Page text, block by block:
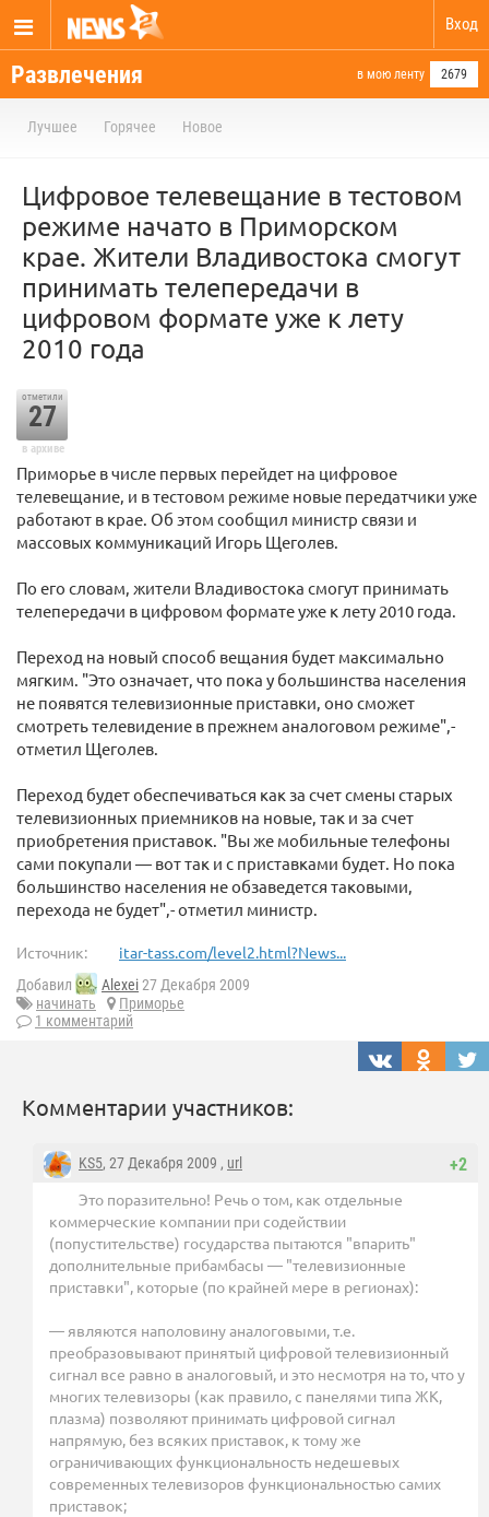
Вход
Развлечения в мою ленту 2679
Лучшее Горячее Новое
Цифровое телевещание в тестовом
режиме начато в Приморском
крае. Жители Владивостока смогут
принимать телепередачи в
цифровом формате уже к лету
2010 года
отметили
27
в архиве
Приморье в числе первых перейдет на цифровое
телевещание, и в тестовом режиме новые передатчики уже
работают в крае. Об этом сообщил министр связи и
массовых коммуникаций Игорь Щеголев.
По его словам, жители Владивостока смогут принимать
телепередачи в цифровом формате уже к лету 2010 года.
Переход на новый способ вещания будет максимально
мягким. "Это означает, что пока у большинства населения
не появятся телевизионные приставки, оно сможет
смотреть телевидение в прежнем аналоговом режиме",-
отметил Щеголев.
Переход будет обеспечиваться как за счет смены старых
телевизионных приемников на новые, так и за счет
приобретения приставок. "Вы же мобильные телефоны
сами покупали — вот так и с приставками будет. Но пока
большинство населения не обзаведется таковыми,
перехода не будет",- отметил министр.
Источник: itar-tass.com/level2.html?News...
Добавил Alexei27 Декабря 2009
начинать
Приморье
1 комментарий
Комментарии участников:
+2
KS5, 27 Декабря 2009 , url
Это поразительно! Речь о том, как отдельные
коммерческие компании при содействии
(попустительстве) государства пытаются "впарить"
дополнительные прибамбасы — "телевизионные
приставки", которые (по крайней мере в регионах):
— являются наполовину аналоговыми, т.е.
преобразовывают принятый цифровой телевизионный
сигнал все равно в аналоговый, и это несмотря на то, что у
многих телевизоры (как правило, с панелями типа ЖК,
плазма) позволяют принимать цифровой сигнал
напрямую, без всяких приставок, к тому же
ограничивающих функциональность недешевых
современных телевизоров функциональностью самих
приставок;